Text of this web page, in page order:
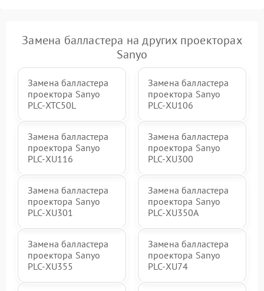
Замена балластера на других проекторах
Sanyo
Замена балластера
проектора Sanyo
PLC-XTC50L
Замена балластера
проектора Sanyo
PLC-XU106
Замена балластера
проектора Sanyo
PLC-XU116
Замена балластера
проектора Sanyo
PLC-XU300
Замена балластера
проектора Sanyo
PLC-XU301
Замена балластера
проектора Sanyo
PLC-XU350A
Замена балластера
проектора Sanyo
PLC-XU355
Замена балластера
проектора Sanyo
PLC-XU74